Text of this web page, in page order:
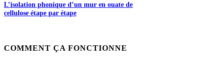
L’isolation phonique d’un mur en ouate de
cellulose étape par étape
COMMENT ÇA FONCTIONNE